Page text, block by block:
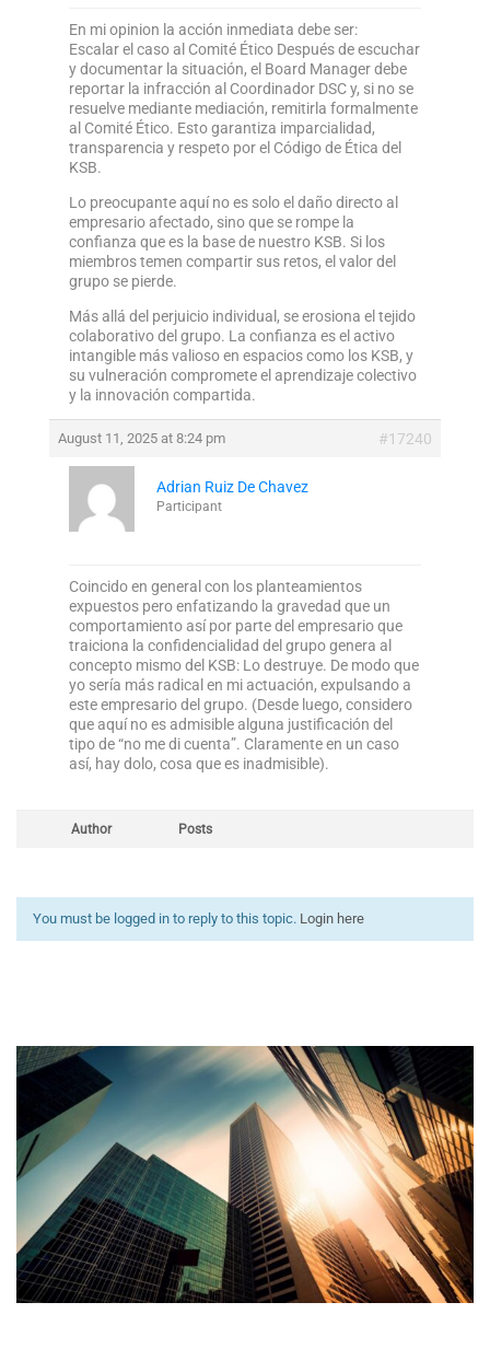
En mi opinion la acción inmediata debe ser:
Escalar el caso al Comité Ético Después de escuchar
y documentar la situación, el Board Manager debe
reportar la infracción al Coordinador DSC y, si no se
resuelve mediante mediación, remitirla formalmente
al Comité Ético. Esto garantiza imparcialidad,
transparencia y respeto por el Código de Ética del
KSB.
Lo preocupante aquí no es solo el daño directo al
empresario afectado, sino que se rompe la
confianza que es la base de nuestro KSB. Si los
miembros temen compartir sus retos, el valor del
grupo se pierde.
Más allá del perjuicio individual, se erosiona el tejido
colaborativo del grupo. La confianza es el activo
intangible más valioso en espacios como los KSB, y
su vulneración compromete el aprendizaje colectivo
y la innovación compartida.
August 11, 2025 at 8:24 pm #17240
Adrian Ruiz De Chavez
Participant
Coincido en general con los planteamientos
expuestos pero enfatizando la gravedad que un
comportamiento así por parte del empresario que
traiciona la confidencialidad del grupo genera al
concepto mismo del KSB: Lo destruye. De modo que
yo sería más radical en mi actuación, expulsando a
este empresario del grupo. (Desde luego, considero
que aquí no es admisible alguna justificación del
tipo de “no me di cuenta”. Claramente en un caso
así, hay dolo, cosa que es inadmisible).
Author Posts
You must be logged in to reply to this topic. Login here